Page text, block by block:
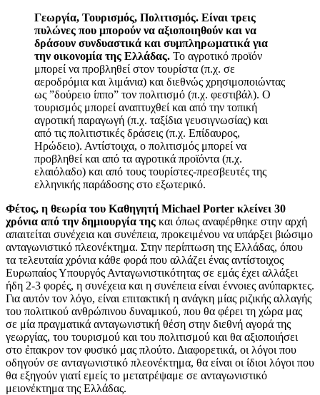
Γεωργία, Τουρισμός, Πολιτισμός. Είναι τρεις
πυλώνες που μπορούν να αξιοποιηθούν και να
δράσουν συνδυαστικά και συμπληρωματικά για
την οικονομία της Ελλάδας. Το αγροτικό προϊόν
μπορεί να προβληθεί στον τουρίστα (π.χ. σε
αεροδρόμια και λιμάνια) και διεθνώς χρησιμοποιώντας
ως ”δούρειο ίππο” τον πολιτισμό (π.χ. φεστιβάλ). Ο
τουρισμός μπορεί αναπτυχθεί και από την τοπική
αγροτική παραγωγή (π.χ. ταξίδια γευσιγνωσίας) και
από τις πολιτιστικές δράσεις (π.χ. Επίδαυρος,
Ηρώδειο). Αντίστοιχα, ο πολιτισμός μπορεί να
προβληθεί και από τα αγροτικά προϊόντα (π.χ.
ελαιόλαδο) και από τους τουρίστες-πρεσβευτές της
ελληνικής παράδοσης στο εξωτερικό.
Φέτος, η θεωρία του Καθηγητή Michael Porter κλείνει 30
χρόνια από την δημιουργία της και όπως αναφέρθηκε στην αρχή
απαιτείται συνέχεια και συνέπεια, προκειμένου να υπάρξει βιώσιμο
ανταγωνιστικό πλεονέκτημα. Στην περίπτωση της Ελλάδας, όπου
τα τελευταία χρόνια κάθε φορά που αλλάζει ένας αντίστοιχος
Ευρωπαίος Υπουργός Ανταγωνιστικότητας σε εμάς έχει αλλάξει
ήδη 2-3 φορές, η συνέχεια και η συνέπεια είναι έννοιες ανύπαρκτες.
Για αυτόν τον λόγο, είναι επιτακτική η ανάγκη μίας ριζικής αλλαγής
του πολιτικού ανθρώπινου δυναμικού, που θα φέρει τη χώρα μας
σε μία πραγματικά ανταγωνιστική θέση στην διεθνή αγορά της
γεωργίας, του τουρισμού και του πολιτισμού και θα αξιοποιήσει
στο ἐπακρον τον φυσικό μας πλούτο. Διαφορετικά, οι λόγοι που
οδηγούν σε ανταγωνιστικό πλεονέκτημα, θα είναι οι ίδιοι λόγοι που
θα εξηγούν γιατί εμείς το μετατρέψαμε σε ανταγωνιστικό
μειονέκτημα της Ελλάδας.